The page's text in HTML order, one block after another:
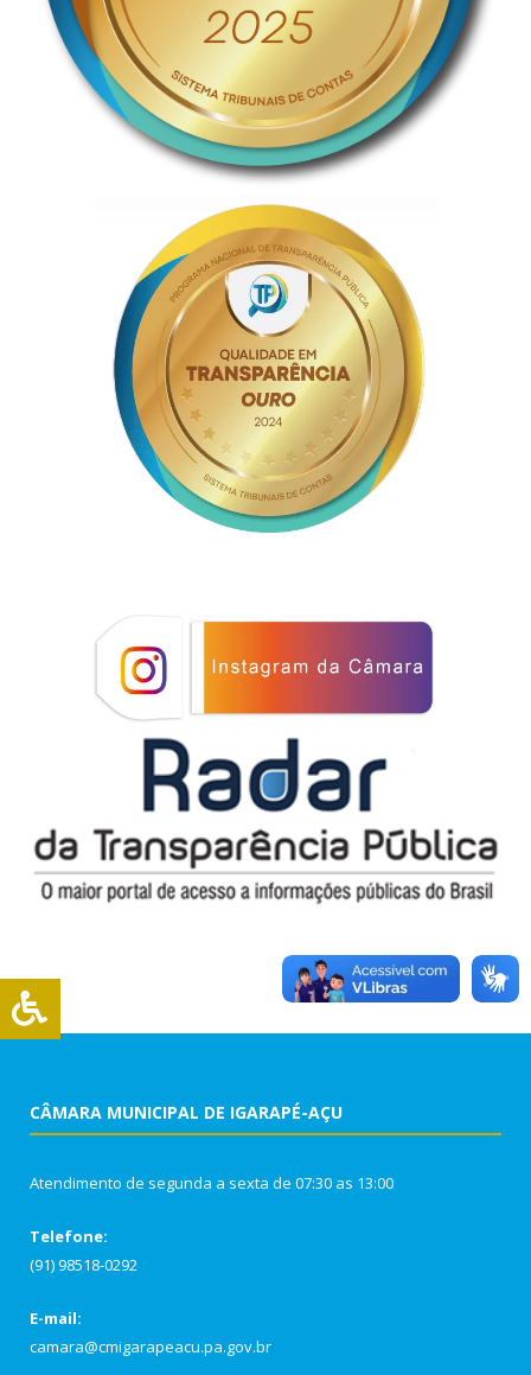
CÂMARA MUNICIPAL DE IGARAPÉ-AÇU
Atendimento de segunda a sexta de 07:30 as 13:00
Telefone:
(91) 98518-0292
E-mail:
camara@cmigarapeacu.pa.gov.br